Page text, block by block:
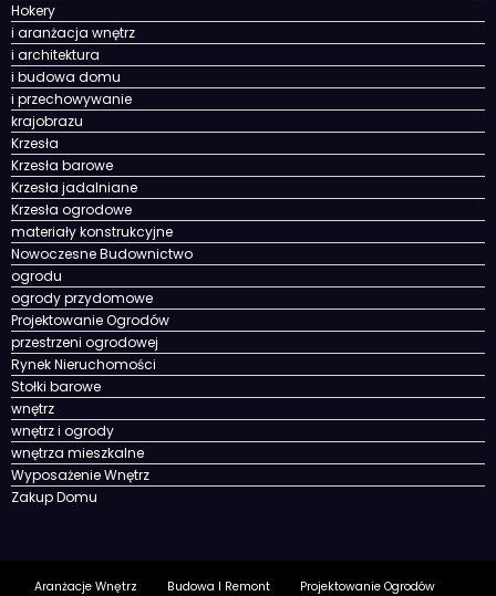
Hokery
i aranżacja wnętrz
i architektura
i budowa domu
i przechowywanie
krajobrazu
Krzesła
Krzesła barowe
Krzesła jadalniane
Krzesła ogrodowe
materiały konstrukcyjne
Nowoczesne Budownictwo
ogrodu
ogrody przydomowe
Projektowanie Ogrodów
przestrzeni ogrodowej
Rynek Nieruchomości
Stołki barowe
wnętrz
wnętrz i ogrody
wnętrza mieszkalne
Wyposażenie Wnętrz
Zakup Domu
Aranżacje Wnętrz Budowa I Remont Projektowanie Ogrodów